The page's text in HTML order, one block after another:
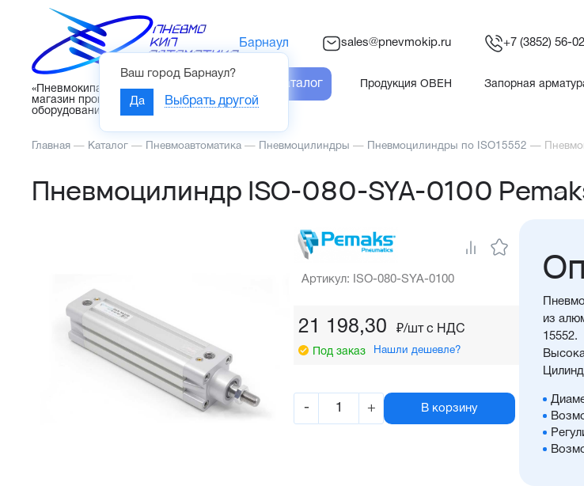
«Пневмокипавтоматика» – интернет-
магазин промышленного
оборудования
Барнаул
Ваш город Барнаул?
Да Выбрать другой
sales@pnevmokip.ru +7 (3852) 56-
Каталог Продукция ОВЕН Запорная
Главная — Каталог — Пневмоавтоматика — Пневмоцилиндры — Пневмоцилиндры по ISO15552 —
Пневмоцилиндр ISO-080-SYA-0100
Артикул: ISO-080-SYA-0100
21 198,30 ₽/шт c НДС
Под заказ Нашли дешевле?
- + В корзину
из
15552.